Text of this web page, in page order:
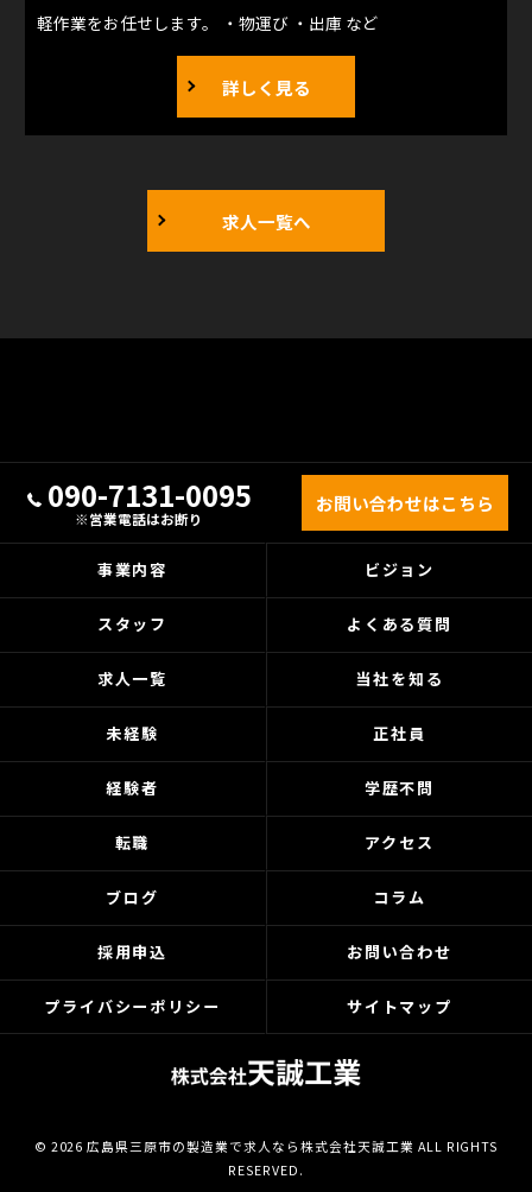
軽作業をお任せします。 ・物運び ・出庫 など
詳しく見る
求人一覧へ
090-7131-0095
※営業電話はお断り
お問い合わせはこちら
事業内容 ビジョン
スタッフ よくある質問
求人一覧 当社を知る
未経験 正社員
経験者 学歴不問
転職 アクセス
ブログ コラム
採用申込 お問い合わせ
プライバシーポリシー サイトマップ
© 2026 広島県三原市の製造業で求人なら株式会社天誠工業 ALL RIGHTS
RESERVED.